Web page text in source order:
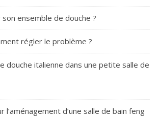
ensemble de douche ?
régler le problème ?
douche italienne dans une petite salle de
l’aménagement d’une salle de bain feng